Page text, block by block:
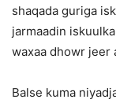
shaqada guriga
jarmaadin
waxaa dhowr jeer
Balse kuma